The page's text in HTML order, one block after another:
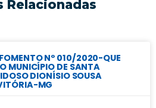
Relacionadas
Nº 010/2020-QUE
MUNICÍPIO DE SANTA
DIONÍSIO SOUSA
MG